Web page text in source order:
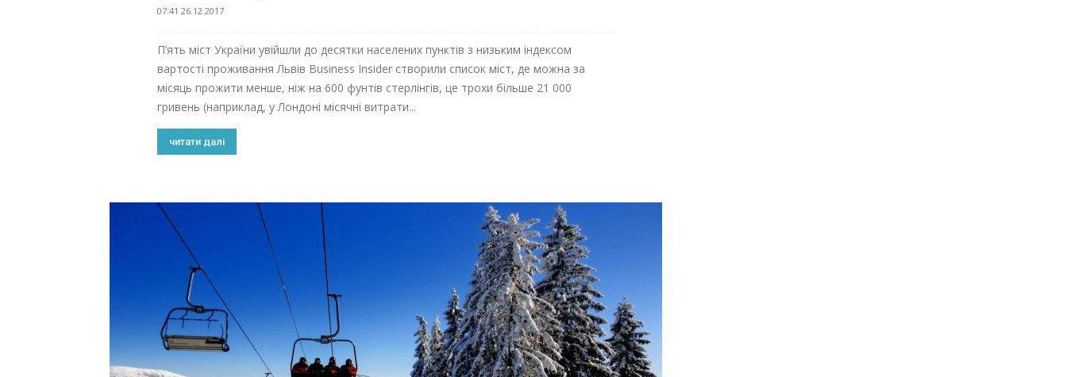
07:41 26.12.2017
П’ять міст України увійшли до десятки населених пунктів з низьким індексом
вартості проживання Львів Business Insider створили список міст, де можна за
місяць прожити менше, ніж на 600 фунтів стерлінгів, це трохи більше 21 000
гривень (наприклад, у Лондоні місячні витрати...
читати далі